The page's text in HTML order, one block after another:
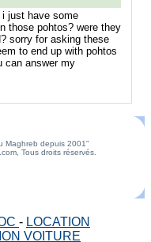
just have some
those pohtos? were they
sorry for asking these
to end up with pohtos
can answer my
Maghreb depuis 2001"
Tous droits réservés.
- LOCATION
VOITURE